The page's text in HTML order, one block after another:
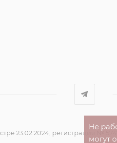
23.02.2024, регистрация №
Не
могут